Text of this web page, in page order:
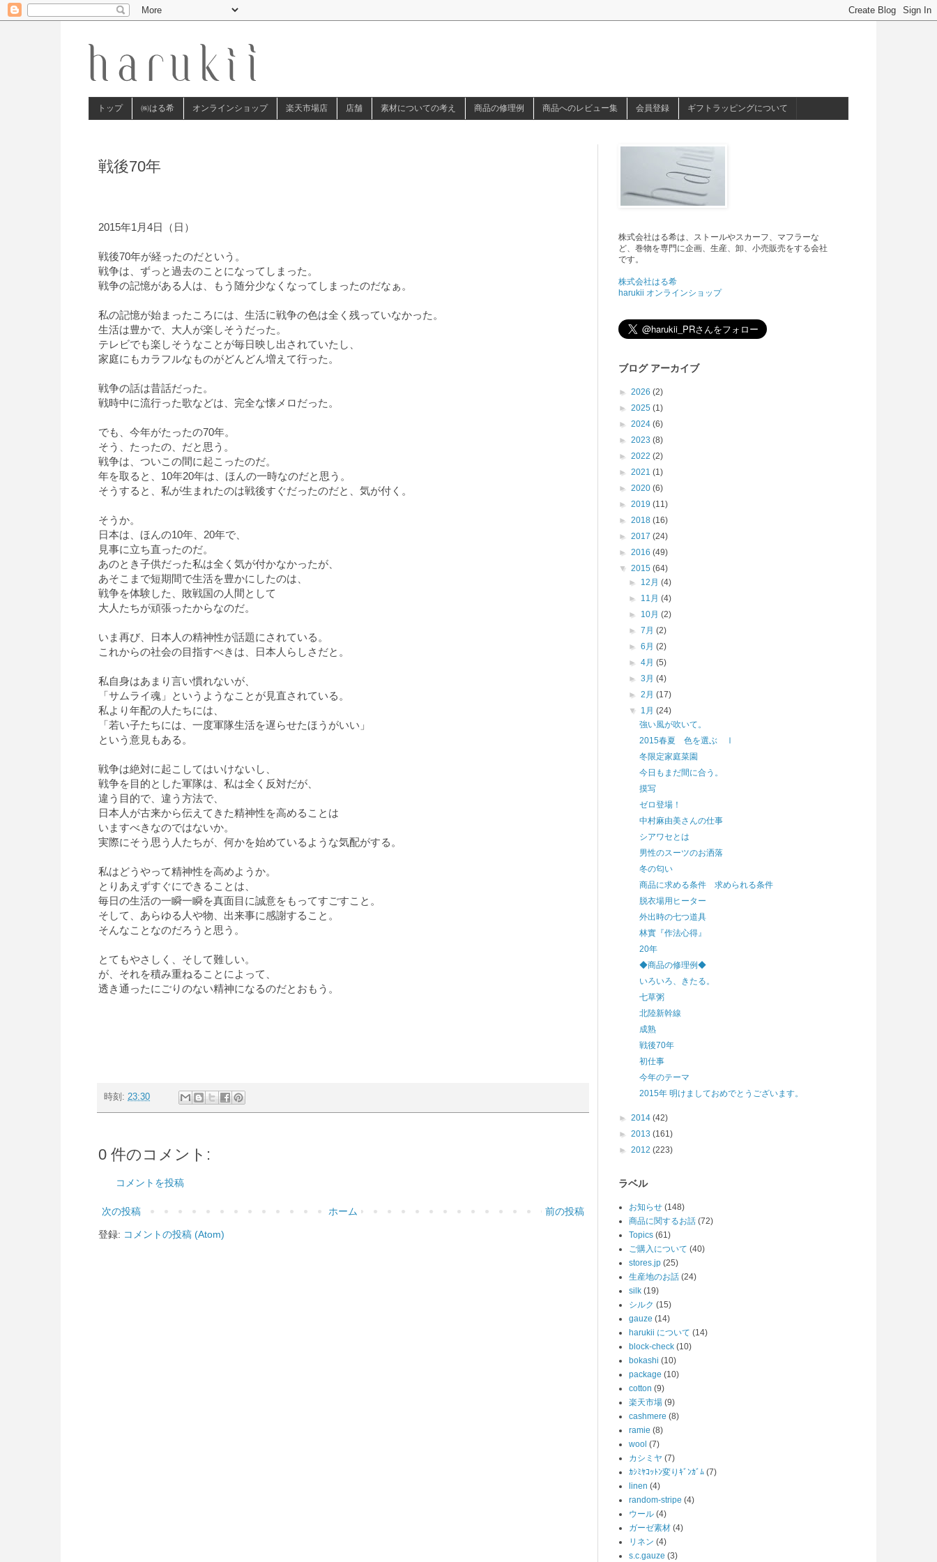
トップ ㈱はる希 オンラインショップ 楽天市場店 店舗 素材についての考え 商品の修理例 商品へのレビュー集 会員登録 ギフトラッピングについて
戦後70年
2015年1月4日（日）
戦後70年が経ったのだという。
戦争は、ずっと過去のことになってしまった。
戦争の記憶がある人は、もう随分少なくなってしまったのだなぁ。
私の記憶が始まったころには、生活に戦争の色は全く残っていなかった。
生活は豊かで、大人が楽しそうだった。
テレビでも楽しそうなことが毎日映し出されていたし、
家庭にもカラフルなものがどんどん増えて行った。
戦争の話は昔話だった。
戦時中に流行った歌などは、完全な懐メロだった。
でも、今年がたったの70年。
そう、たったの、だと思う。
戦争は、ついこの間に起こったのだ。
年を取ると、10年20年は、ほんの一時なのだと思う。
そうすると、私が生まれたのは戦後すぐだったのだと、気が付く。
そうか。
日本は、ほんの10年、20年で、
見事に立ち直ったのだ。
あのとき子供だった私は全く気が付かなかったが、
あそこまで短期間で生活を豊かにしたのは、
戦争を体験した、敗戦国の人間として
大人たちが頑張ったからなのだ。
いま再び、日本人の精神性が話題にされている。
これからの社会の目指すべきは、日本人らしさだと。
私自身はあまり言い慣れないが、
「サムライ魂」というようなことが見直されている。
私より年配の人たちには、
「若い子たちには、一度軍隊生活を遅らせたほうがいい」
という意見もある。
戦争は絶対に起こしてはいけないし、
戦争を目的とした軍隊は、私は全く反対だが、
違う目的で、違う方法で、
日本人が古来から伝えてきた精神性を高めることは
いますべきなのではないか。
実際にそう思う人たちが、何かを始めているような気配がする。
私はどうやって精神性を高めようか。
とりあえずすぐにできることは、
毎日の生活の一瞬一瞬を真面目に誠意をもってすごすこと。
そして、あらゆる人や物、出来事に感謝すること。
そんなことなのだろうと思う。
とてもやさしく、そして難しい。
が、それを積み重ねることによって、
透き通ったにごりのない精神になるのだとおもう。
時刻: 23:30
0 件のコメント:
コメントを投稿
次の投稿 前の投稿
ホーム
登録: コメントの投稿 (Atom)
株式会社はる希は、ストールやスカーフ、マフラーな
ど、巻物を専門に企画、生産、卸、小売販売をする会社
です。
株式会社はる希
harukii オンラインショップ
ブログ アーカイブ
► 2026 (2)
► 2025 (1)
► 2024 (6)
► 2023 (8)
► 2022 (2)
► 2021 (1)
► 2020 (6)
► 2019 (11)
► 2018 (16)
► 2017 (24)
► 2016 (49)
▼ 2015 (64)
► 12月(4)
► 11月(4)
► 10月(2)
►7月(2)
►6月(2)
►4月(5)
►3月(4)
►2月(17)
▼ 1月(24)
強い風が吹いて。
2015春夏 色を選ぶ Ⅰ
冬限定家庭菜園
今日もまだ間に合う。
摸写
ゼロ登場！
中村麻由美さんの仕事
シアワセとは
男性のスーツのお洒落
冬の匂い
商品に求める条件 求められる条件
脱衣場用ヒーター
外出時の七つ道具
林實『作法心得』
20年
◆商品の修理例◆
いろいろ、きたる。
七草粥
北陸新幹線
成熟
戦後70年
初仕事
今年のテーマ
2015年 明けましておめでとうございます。
► 2014 (42)
► 2013 (161)
► 2012 (223)
ラベル
お知らせ (148)
商品に関するお話 (72)
Topics (61)
ご購入について (40)
stores.jp (25)
生産地のお話 (24)
silk (19)
シルク (15)
gauze (14)
harukii について (14)
block-check (10)
bokashi (10)
package (10)
cotton (9)
楽天市場 (9)
cashmere (8)
ramie (8)
wool (7)
カシミヤ (7)
ｶｼﾐﾔｺｯﾄﾝ変りｷﾞﾝｶﾞﾑ (7)
linen (4)
random-stripe (4)
ウール (4)
ガーゼ素材 (4)
リネン (4)
s.c.gauze (3)